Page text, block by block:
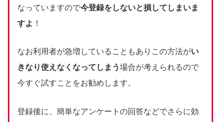
なっていますので今登録をしないと損してしまいま
すよ ！
なお利用者が急増していることもありこの方法がい
きなり使えなくなってしまう場合が考えられるので
今すぐ試すことをお勧めします。
登録後に、簡単なアンケートの回答などでさらに効